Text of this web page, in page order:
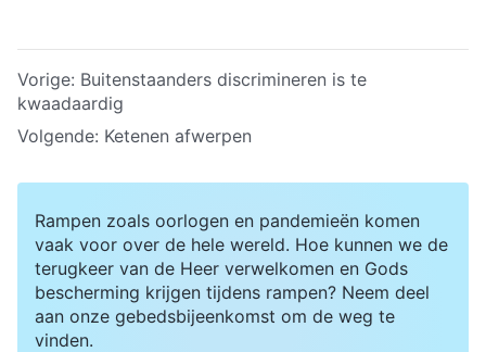
Vorige: Buitenstaanders discrimineren is te
kwaadaardig
Volgende: Ketenen afwerpen
Rampen zoals oorlogen en pandemieën komen
vaak voor over de hele wereld. Hoe kunnen we de
terugkeer van de Heer verwelkomen en Gods
bescherming krijgen tijdens rampen? Neem deel
aan onze gebedsbijeenkomst om de weg te
vinden.